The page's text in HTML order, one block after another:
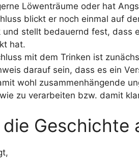
Löwenträume oder hat
blickt er noch einmal auf
und stellt bedauernd fest, dass
hat.
mit dem Trinken ist
darauf sein, dass es ein
wohl zusammenhängende
zu verarbeiten bzw. damit
Geschichte